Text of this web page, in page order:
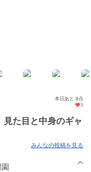
本日あと 9点
3
た目と中身のギャ
みんなの投稿を見る